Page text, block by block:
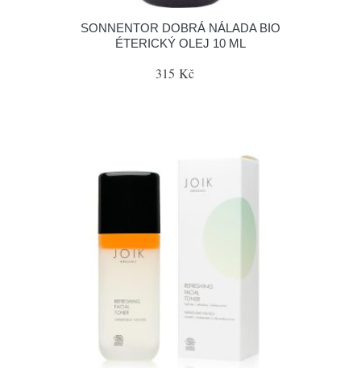
SONNENTOR DOBRÁ NÁLADA BIO
ÉTERICKÝ OLEJ 10 ML
315 Kč